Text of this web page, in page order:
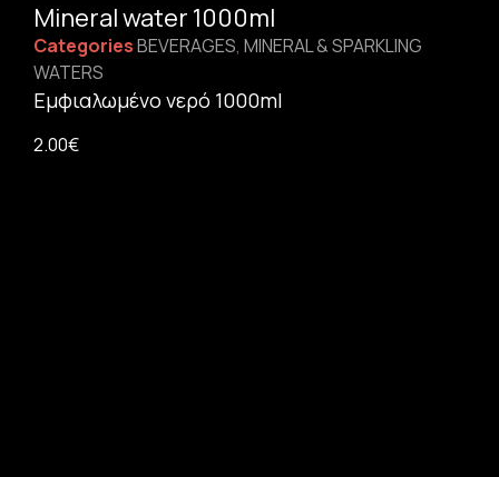
Mineral water 1000ml
CategoriesBEVERAGES, MINERAL & SPARKLING
WATERS
Εμφιαλωμένο νερό 1000ml
2.00€